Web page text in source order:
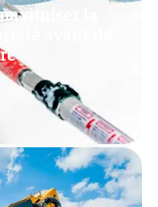
la
avant de